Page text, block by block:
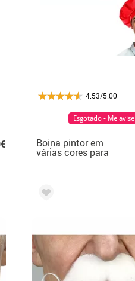
4.53/5.00
Boina pintor em
várias cores para
Esgotado - Me avise